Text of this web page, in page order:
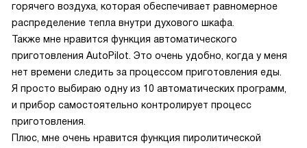
горячего воздуха, которая обеспечивает равномерное
распределение тепла внутри духового шкафа.
Также мне нравится функция автоматического
приготовления AutoPilot. Это очень удобно, когда у меня
нет времени следить за процессом приготовления еды.
Я просто выбираю одну из 10 автоматических программ,
и прибор самостоятельно контролирует процесс
приготовления.
Плюс, мне очень нравится функция пиролитической